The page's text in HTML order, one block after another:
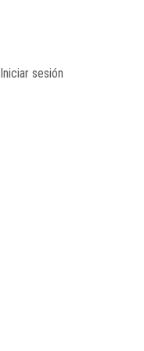
Iniciar sesión